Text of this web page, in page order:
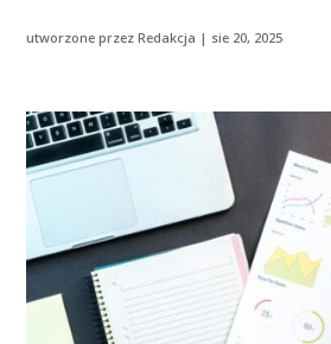
utworzone przezRedakcja | sie 20, 2025